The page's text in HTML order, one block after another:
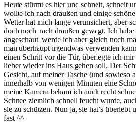
Heute stürmt es hier und schneit, schneit
wollte ich nach draußen und einige
Wetter hat mich lange verunsichert, aber
doch noch nach draußen gewagt. Ich
angeschaut, werde ich aber gleich noch
man überhaupt irgendwas verwenden
einen Schritt vor die Tür, überlegte ich
lieber wieder ins Haus gehen soll. Der
Gesicht, auf meiner Tasche (und sowieso
innerhalb von wenigen Minuten eine
meine Kamera bekam ich auch recht
Schnee ziemlich schnell feucht wurde,
sie zu schützen. Nun ja, sie hat’s
fast ^^